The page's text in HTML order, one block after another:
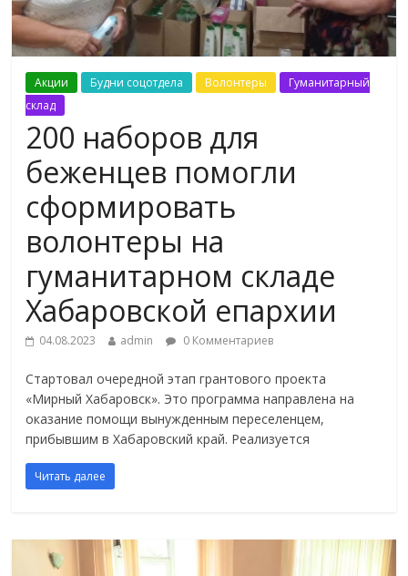
Акции Будни соцотдела Волонтеры
Гуманитарный
склад
200 наборов для
беженцев помогли
сформировать
волонтеры на
гуманитарном складе
Хабаровской епархии
04.08.2023 admin 0 Комментариев
Стартовал очередной этап грантового проекта
«Мирный Хабаровск». Это программа направлена на
оказание помощи вынужденным переселенцем,
прибывшим в Хабаровский край. Реализуется
Читать далее